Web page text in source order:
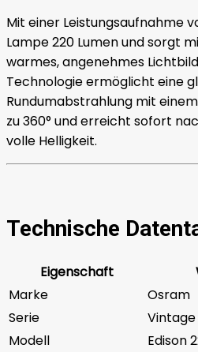
Mit einer Leistungsaufnahme
Lampe 220 Lumen und sorgt
warmes, angenehmes
Technologie ermöglicht eine
Rundumabstrahlung mit
zu 360° und erreicht sofort
volle Helligkeit.
Technische
Eigenschaft
Marke
Osram
Serie
Vintage
Modell
Edison